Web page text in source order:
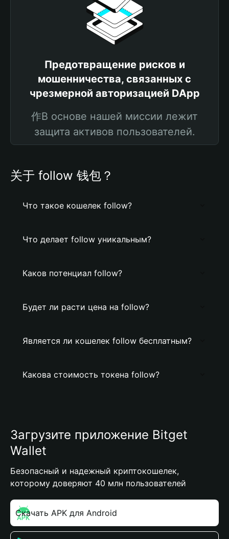
Предотвращение рисков и
мошенничества, связанных с
чрезмерной авторизацией DApp
作В основе нашей миссии лежит
защита активов пользователей.
关于 follow 钱包？
Что такое кошелек follow?
Что делает follow уникальным?
Каков потенциал follow?
Будет ли расти цена на follow?
Является ли кошелек follow бесплатным?
Какова стоимость токена follow?
Загрузите приложение Bitget
Wallet
Безопасный и надежный криптокошелек,
которому доверяют 40 млн пользователей
Скачать APK для Android